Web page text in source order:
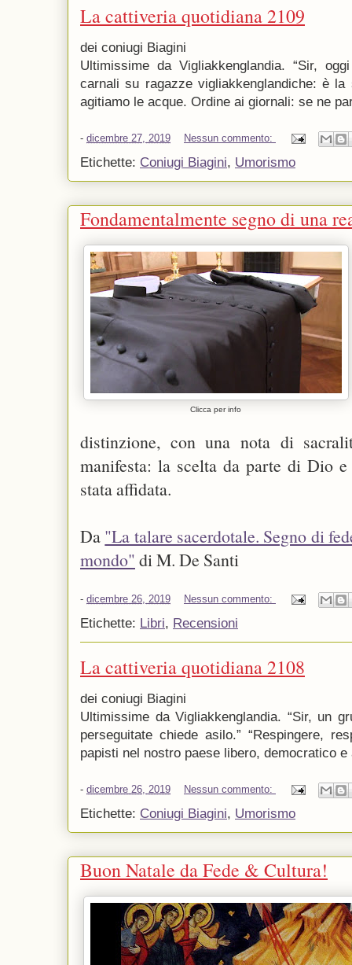
La cattiveria quotidiana 2109
dei coniugi Biagini
Ultimissime da Vigliakkenglandia. “Sir,
carnali su ragazze vigliakkenglandiche: è la
agitiamo le acque. Ordine ai giornali: se ne
- dicembre 27, 2019 Nessun commento:
Etichette: Coniugi Biagini, Umorismo
Fondamentalmente segno di una
Clicca per info
distinzione, con una nota di
manifesta: la scelta da parte di Dio
stata affidata.
Da "La talare sacerdotale. Segno di
mondo" di M. De Santi
- dicembre 26, 2019 Nessun commento:
Etichette: Libri, Recensioni
La cattiveria quotidiana 2108
dei coniugi Biagini
Ultimissime da Vigliakkenglandia. “Sir, un
perseguitate chiede asilo.” “Respingere,
papisti nel nostro paese libero, democratico e
- dicembre 26, 2019 Nessun commento:
Etichette: Coniugi Biagini, Umorismo
Buon Natale da Fede & Cultura!